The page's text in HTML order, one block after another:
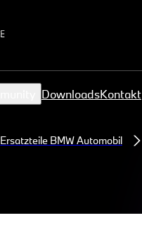
DownloadsKontakt
Ersatzteile BMW Automobil